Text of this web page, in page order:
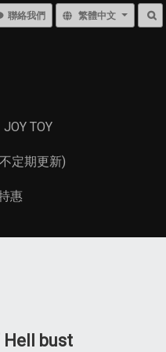
聯絡我們 繁體中文
JOY TOY
定期更新)
惠
Hell bust